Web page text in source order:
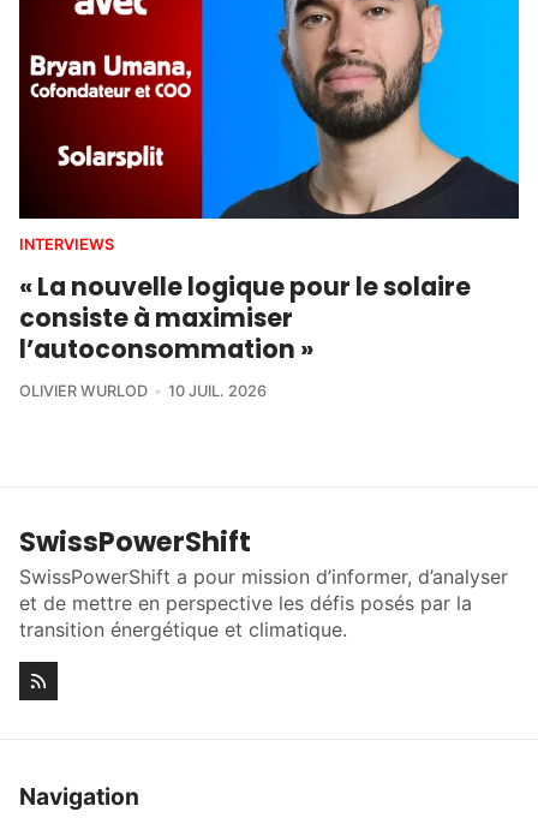
INTERVIEWS
« La nouvelle logique pour le solaire
consiste à maximiser
l’autoconsommation »
OLIVIER WURLOD 10 JUIL. 2026
SwissPowerShift
SwissPowerShift a pour mission d’informer, d’analyser
et de mettre en perspective les défis posés par la
transition énergétique et climatique.
Navigation